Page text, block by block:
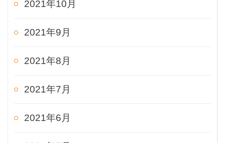
2021年10月
2021年9月
2021年8月
2021年7月
2021年6月